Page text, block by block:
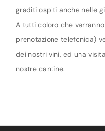
graditi ospiti anche nelle
A tutti coloro che
prenotazione telefonica)
dei nostri vini, ed una
nostre cantine.